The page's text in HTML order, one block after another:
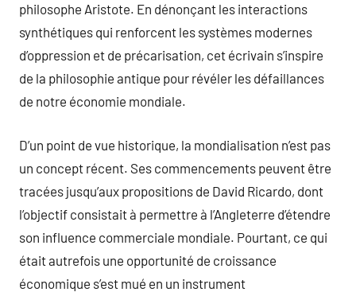
philosophe Aristote. En dénonçant les interactions
synthétiques qui renforcent les systèmes modernes
d’oppression et de précarisation, cet écrivain s’inspire
de la philosophie antique pour révéler les défaillances
de notre économie mondiale.
D’un point de vue historique, la mondialisation n’est pas
un concept récent. Ses commencements peuvent être
tracées jusqu’aux propositions de David Ricardo, dont
l’objectif consistait à permettre à l’Angleterre d’étendre
son influence commerciale mondiale. Pourtant, ce qui
était autrefois une opportunité de croissance
économique s’est mué en un instrument